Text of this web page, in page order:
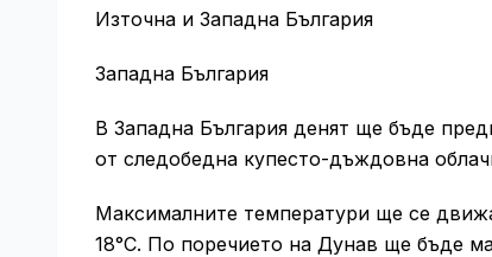
Източна и Западна България
Западна България
В Западна България денят ще бъде
от следобедна купесто-дъждовна
Максималните температури ще се
18°C. По поречието на Дунав ще бъде